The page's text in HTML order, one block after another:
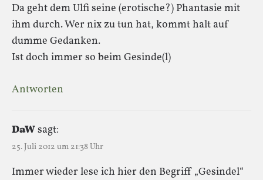
Da geht dem Ulfi seine (erotische?) Phantasie mit
ihm durch. Wer nix zu tun hat, kommt halt auf
dumme Gedanken.
Ist doch immer so beim Gesinde(l)
Antworten
DaWsagt:
25. Juli 2012 um 21:38 Uhr
Immer wieder lese ich hier den Begriff „Gesindel“